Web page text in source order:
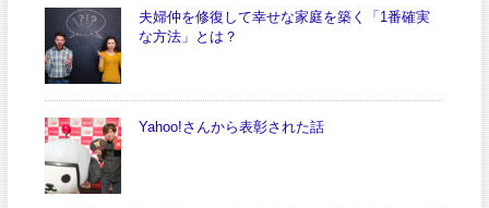
夫婦仲を修復して幸せな家庭を築く「1番確実
な方法」とは？
Yahoo!さんから表彰された話